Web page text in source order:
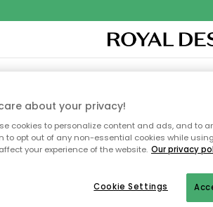
INNENEINRICHTUNGTEXTILIEN & TEPPICHE
Ooops, die
about your privacy!
cookies to personalize content and ads, and to
to opt out of any non-essential cookies while
your experience of the website. Our privacy
Cookie Settings